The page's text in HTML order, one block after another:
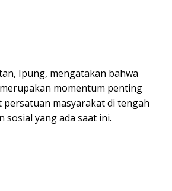
Ipung, mengatakan bahwa
momentum penting
masyarakat di tengah
sosial yang ada saat ini.